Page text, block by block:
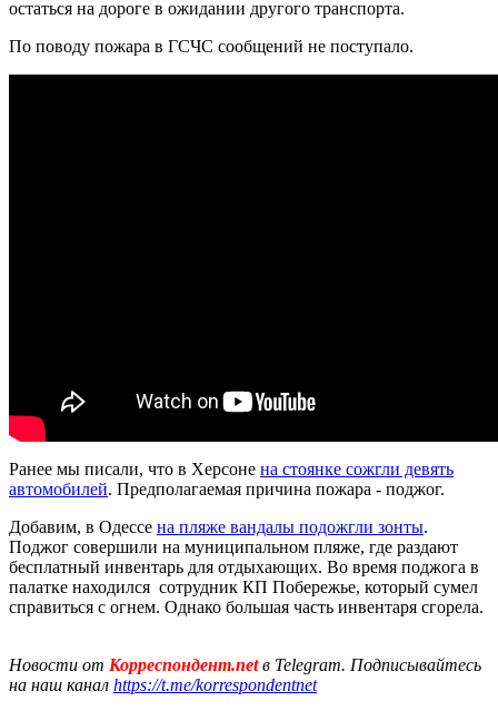
остаться на дороге в ожидании другого транспорта.
По поводу пожара в ГСЧС сообщений не поступало.
Ранее мы писали, что в Херсоне на стоянке сожгли девять
автомобилей. Предполагаемая причина пожара - поджог.
Добавим, в Одессе на пляже вандалы подожгли зонты.
Поджог совершили на муниципальном пляже, где раздают
бесплатный инвентарь для отдыхающих. Во время поджога в
палатке находился сотрудник КП Побережье, который сумел
справиться с огнем. Однако большая часть инвентаря сгорела.
Новости от Корреспондент.netв Telegram. Подписывайтесь
на наш канал https://t.me/korrespondentnet